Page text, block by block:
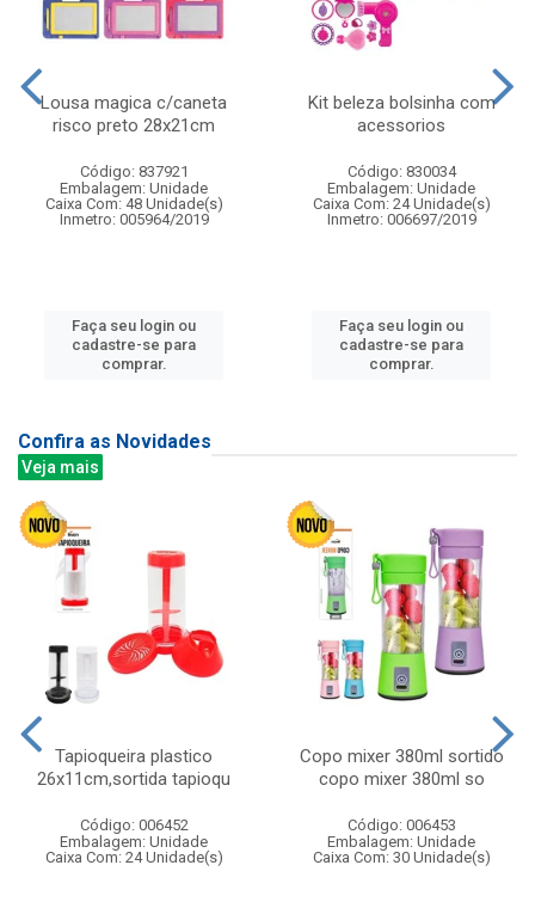
Lousa magica c/caneta
risco preto 28x21cm
Código: 837921
Embalagem: Unidade
Caixa Com: 48 Unidade(s)
Inmetro: 005964/2019
Faça seu login ou
cadastre-se para
comprar.
Kit beleza bolsinha com
acessorios
Código: 830034
Embalagem: Unidade
Caixa Com: 24 Unidade(s)
Inmetro: 006697/2019
Faça seu login ou
cadastre-se para
comprar.
Confira as Novidades
Veja mais
Tapioqueira plastico
26x11cm,sortida tapioqu
Código: 006452
Embalagem: Unidade
Caixa Com: 24 Unidade(s)
Copo mixer 380ml sortido
copo mixer 380ml so
Código: 006453
Embalagem: Unidade
Caixa Com: 30 Unidade(s)